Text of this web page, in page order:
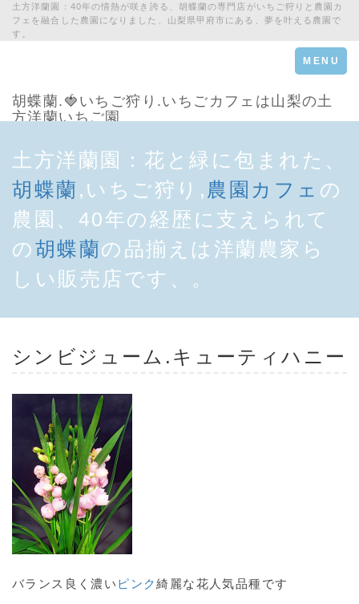
土方洋蘭園：40年の情熱が咲き誇る、胡蝶蘭の専門店がいちご狩りと農園カ
フェを融合した農園になりました、山梨県甲府市にある、夢を叶える農園で
す。
Toggle
navigation
MENU
胡蝶蘭.🍓いちご狩り.いちごカフェは山梨の土
方洋蘭いちご園
土方洋蘭園：花と緑に包まれた、
胡蝶蘭 ,いちご狩り, 農園カフェ の
農園、40年の経歴に支えられて
の胡蝶蘭の品揃えは洋蘭農家ら
しい販売店です、。
シンビジューム.キューティハニー
バランス良く濃い ピンク綺麗な花人気品種です